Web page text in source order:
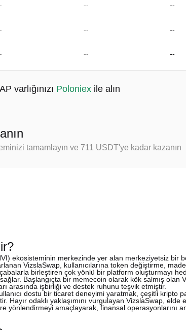
-- --
-- --
-- --
varlığınızı Poloniex ile alın
tamamlayın ve 711 USDT'ye kadar kazanın
ekosisteminin merkezinde yer alan merkeziyetsiz bir
VizslaSwap, kullanıcılarına token değiştirme,
birleştiren çok yönlü bir platform oluşturmayı
sağlar. Başlangıçta bir memecoin olarak kök salmış
arasında işbirliği ve destek ruhunu teşvik etmiştir.
dostu bir ticaret deneyimi yaratmak, çeşitli kripto
Hayır odaklı yaklaşımını vurgulayan VizslaSwap, elde
yönlendirmeyi amaçlayarak, finansal operasyonlarını